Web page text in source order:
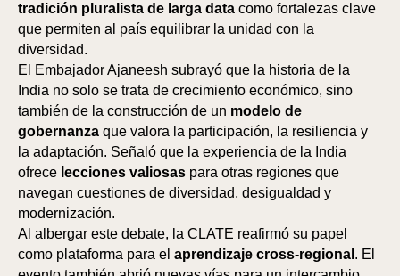
tradición pluralista de larga data como fortalezas clave
que permiten al país equilibrar la unidad con la
diversidad.
El Embajador Ajaneesh subrayó que la historia de la
India no solo se trata de crecimiento económico, sino
también de la construcción de un modelo de
gobernanza que valora la participación, la resiliencia y
la adaptación. Señaló que la experiencia de la India
ofrece lecciones valiosas para otras regiones que
navegan cuestiones de diversidad, desigualdad y
modernización.
Al albergar este debate, la CLATE reafirmó su papel
como plataforma para el aprendizaje cross-regional . El